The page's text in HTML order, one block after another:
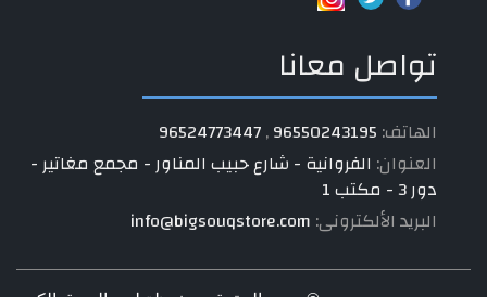
تواصل معانا
الهاتف: 96550243195
,
96524773447
العنوان: الفروانية - شارع حبيب المناور - مجمع مغاتير -
دور 3 - مكتب 1
البريد الألكترونى: info@bigsouqstore.com